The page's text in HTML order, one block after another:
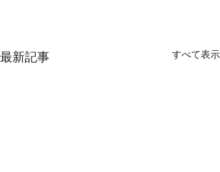
最新記事 すべて表示